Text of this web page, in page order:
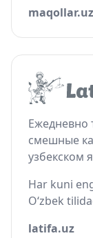
maqollar.uz
Ежедневно
смешные
узбекском
Har kuni
O‘zbek
latifa.uz